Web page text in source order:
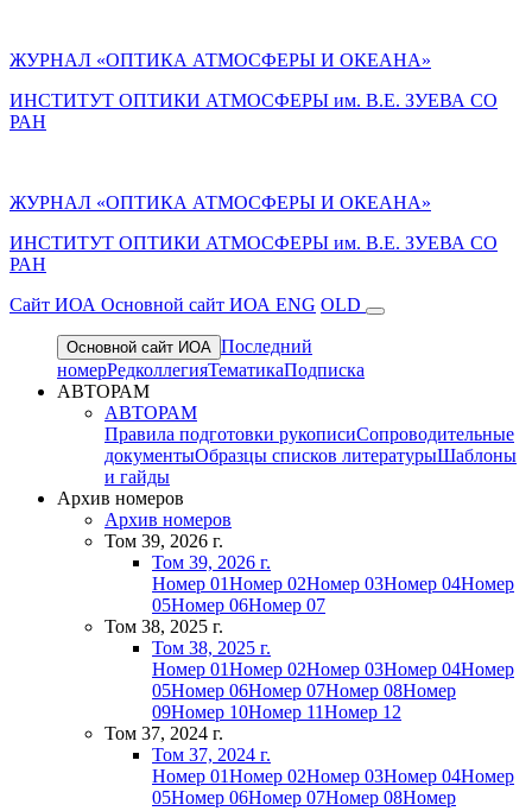
ЖУРНАЛ «ОПТИКА АТМОСФЕРЫ И ОКЕАНА»
ИНСТИТУТ ОПТИКИ АТМОСФЕРЫ им. В.Е. ЗУЕВА СО
РАН
ЖУРНАЛ «ОПТИКА АТМОСФЕРЫ И ОКЕАНА»
ИНСТИТУТ ОПТИКИ АТМОСФЕРЫ им. В.Е. ЗУЕВА СО
РАН
Cайт ИОА Основной сайт ИОА ENG OLD
Основной сайт ИОА Последний
номерРедколлегияТематикаПодписка
АВТОРАМ
АВТОРАМ
Правила подготовки рукописиСопроводительные
документыОбразцы списков литературыШаблоны
и гайды
Архив номеров
Архив номеров
Том 39, 2026 г.
Том 39, 2026 г.
Номер 01Номер 02Номер 03Номер 04Номер
05Номер 06Номер 07
Том 38, 2025 г.
Том 38, 2025 г.
Номер 01Номер 02Номер 03Номер 04Номер
05Номер 06Номер 07Номер 08Номер
09Номер 10Номер 11Номер 12
Том 37, 2024 г.
Том 37, 2024 г.
Номер 01Номер 02Номер 03Номер 04Номер
05Номер 06Номер 07Номер 08Номер